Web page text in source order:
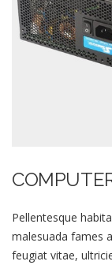
Pellentesque
malesuada fames
feugiat vitae,